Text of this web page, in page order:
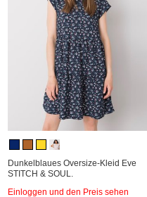
Dunkelblaues Oversize-Kleid Eve
STITCH & SOUL.
Einloggen und den Preis sehen